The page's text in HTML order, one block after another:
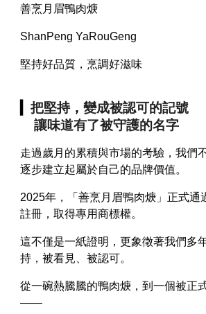
善烹月眉鴨肉焿
ShanPeng YaRouGeng
堅持好品質，烹調好滋味
▎把堅持，變成被認可的記號
讓味道有了被守護的名字
走過歲月的累積與市場的考驗，我們
逐步建立起屬於自己的品牌價值。
2025年，「善烹月眉鴨肉焿」正式通
註冊，取得專用商標權。
這不僅是一紙證明，更象徵著我們多
持，被看見、被認可。
從一碗熱騰騰的鴨肉焿，到一個被正
——